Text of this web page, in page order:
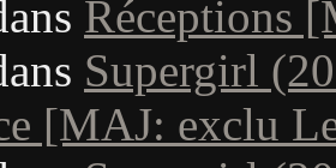
Réceptions
Supergirl
[MAJ: exclu